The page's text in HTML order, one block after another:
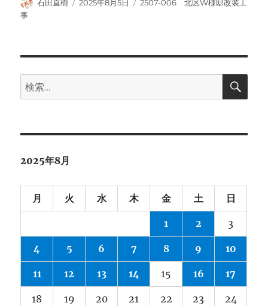
石田直樹 2025年8月5日
2507-006 北区W様邸改装工
事
検
索:
検
2025年8月
月 火 水 木 金 土 日
1 2 3
4 5 6 7 8 9 10
11 12 13 14 15 16 17
18 19 20 21 22 23 24